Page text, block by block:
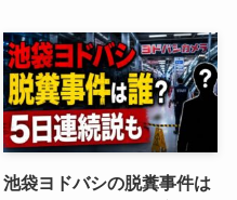
池袋ヨドバシの脱糞事件は